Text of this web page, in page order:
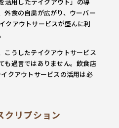
外食の自粛が広がり、ウーバー
クアウトサービスが盛んに利
こうしたテイクアウトサービス
も過言ではありません。飲食店
クアウトサービスの活用は必
クリプション